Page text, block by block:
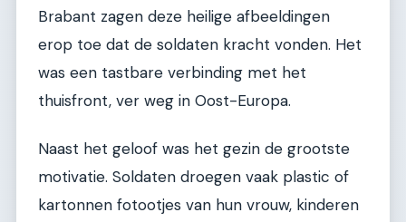
Brabant zagen deze heilige afbeeldingen
erop toe dat de soldaten kracht vonden. Het
was een tastbare verbinding met het
thuisfront, ver weg in Oost-Europa.
Naast het geloof was het gezin de grootste
motivatie. Soldaten droegen vaak plastic of
kartonnen fotootjes van hun vrouw, kinderen